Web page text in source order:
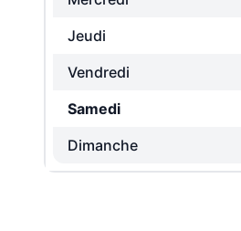
Jeudi
Vendredi
Samedi
Dimanche